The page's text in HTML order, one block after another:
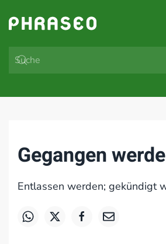
Zum Hauptinhalt springen
Gegangen
Entlassen werden; gekündigt